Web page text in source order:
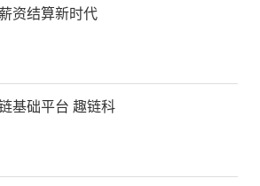
资结算新时代
基础平台 趣链科